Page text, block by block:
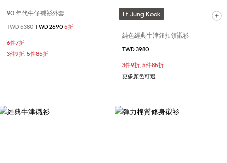
90 年代牛仔襯衫外套
價格扣減從
TWD 5380 至
TWD 2690 5折
6件7折
3件9折; 5件85折
Ft. Jung Kook
純色經典牛津鈕扣領襯衫
TWD 3980
3件9折; 5件85折
更多顏色可選